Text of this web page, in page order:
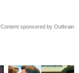
Content sponsored by Outbrain